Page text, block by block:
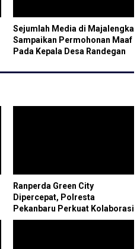
Sejumlah Media di Majalengka
Sampaikan Permohonan Maaf
Pada Kepala Desa Randegan
Berita yang Ditayangkan
Ranperda Green City
Dipercepat, Polresta
Pekanbaru Perkuat Kolaborasi
Wujudkan Kota Hijau